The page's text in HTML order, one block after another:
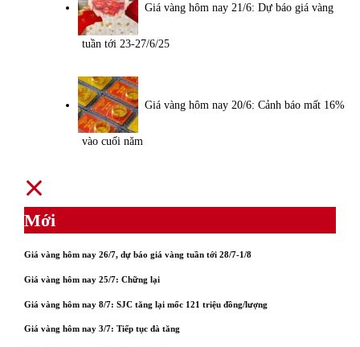
Giá vàng hôm nay 21/6: Dự báo giá vàng
tuần tới 23-27/6/25
Giá vàng hôm nay 20/6: Cảnh báo mất 16%
vào cuối năm
Mới
Giá vàng hôm nay 26/7, dự báo giá vàng tuần tới 28/7-1/8
Giá vàng hôm nay 25/7: Chững lại
Giá vàng hôm nay 8/7: SJC tăng lại mốc 121 triệu đồng/lượng
Giá vàng hôm nay 3/7: Tiếp tục đà tăng